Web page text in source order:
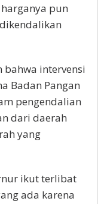
pun
bahwa intervensi
Badan Pangan
pengendalian
dari daerah
yang
ikut terlibat
ada karena